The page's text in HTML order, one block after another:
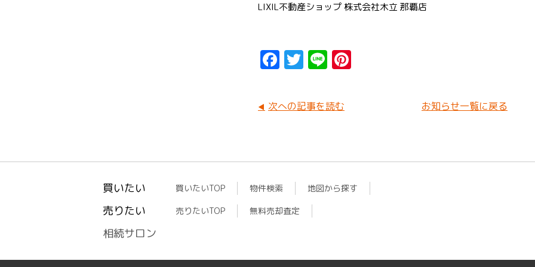
LIXIL不動産ショップ 株式会社木立 那覇店
F
ce
b
o
T
it
t
Li
e
st
次への記事を読む お知らせ一覧に戻る
買いたい 買いたいTOP 物件検索 地図から探す
売りたい 売りたいTOP 無料売却査定
相続サロン